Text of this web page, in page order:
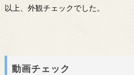
以上、外観チェックでした。
動画チェック